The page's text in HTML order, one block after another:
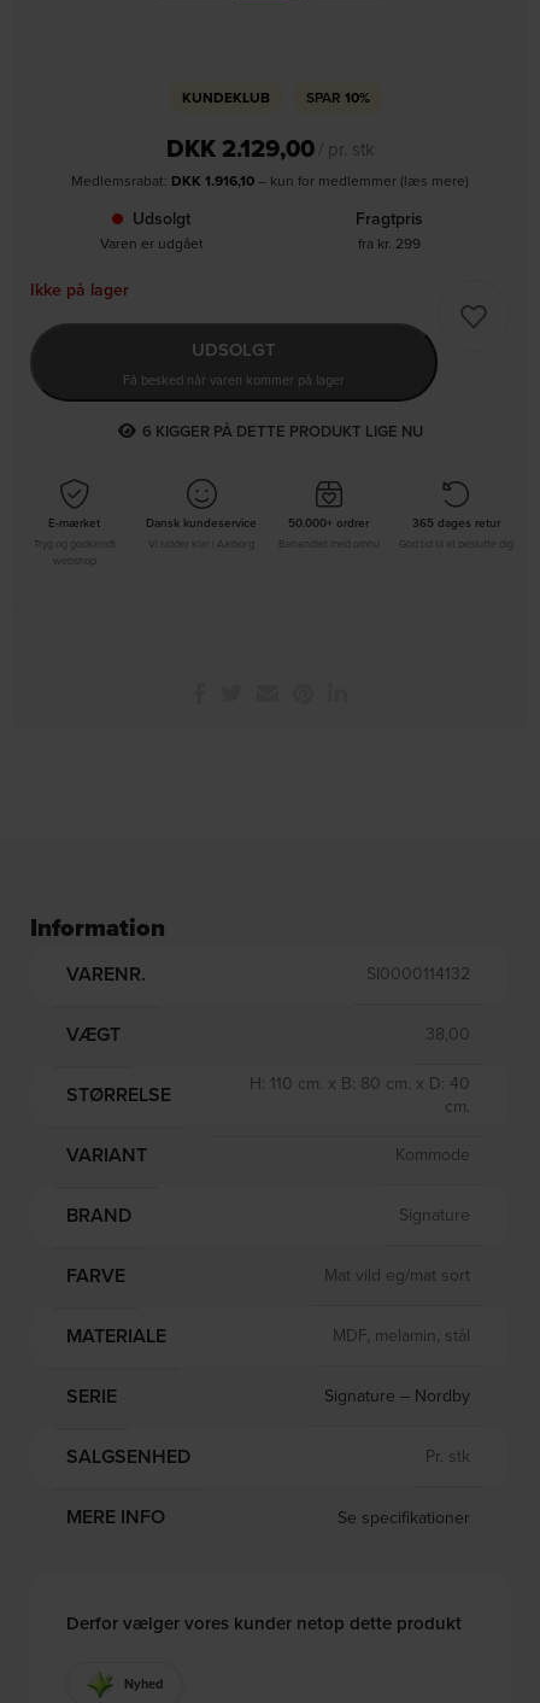
KUNDEKLUB SPAR 10%
DKK2.129,00/ pr. stk
Medlemsrabat: DKK 1.916,10– kun for medlemmer (læs mere)
Udsolgt
Varen er udgået
Fragtpris
fra kr. 299
Ikke på lager
UDSOLGT
Få besked når varen kommer på lager
7 KIGGER PÅ DETTE PRODUKT LIGE NU
E-mærket
Tryg og godkendt
Dansk kundeservice
Vi sidder klar i Aalborg
50.000+ ordrer
Behandlet med omhu
365 dages retur
God tid til at beslutte dig
Information
VARENR. SI0000114132
VÆGT 38,00
STØRRELSE
H: 110 cm. x B: 80 cm. x D: 40
cm.
VARIANT Kommode
BRAND Signature
FARVE Mat vild eg/mat sort
MATERIALE MDF, melamin, stål
SERIE Signature – Nordby
SALGSENHED Pr. stk
MERE INFO Se specifikationer
Derfor vælger vores kunder netop dette produkt
Nyhed